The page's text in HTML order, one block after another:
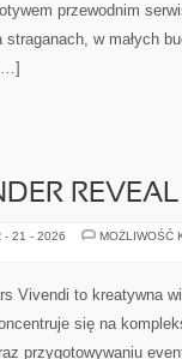
przewodnim
w małych
REVEAL
- 21 - 2026
MOŻLIWOŚĆ
Vivendi to kreatywna
się na
przygotowywaniu